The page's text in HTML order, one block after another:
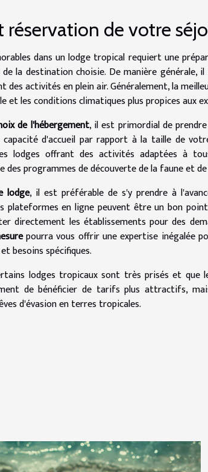
réservation de votre
dans un lodge tropical requiert une
la destination choisie. De manière générale,
des activités en plein air. Généralement, la
et les conditions climatiques plus propices aux
de l'hébergement, il est primordial de
d'accueil par rapport à la taille de
lodges offrant des activités adaptées à
des programmes de découverte de la faune et
lodge, il est préférable de s'y prendre à
plateformes en ligne peuvent être un bon
directement les établissements pour des
pourra vous offrir une expertise inégalée
besoins spécifiques.
lodges tropicaux sont très prisés et que
de bénéficier de tarifs plus attractifs,
d'évasion en terres tropicales.